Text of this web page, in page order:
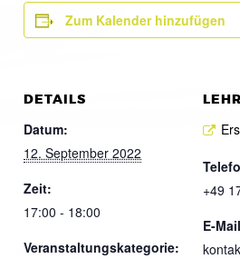
Zum Kalender hinzufügen
DETAILS
Datum:
12. September 2022
Zeit:
17:00 - 18:00
Veranstaltungskategorie:
+49
E-